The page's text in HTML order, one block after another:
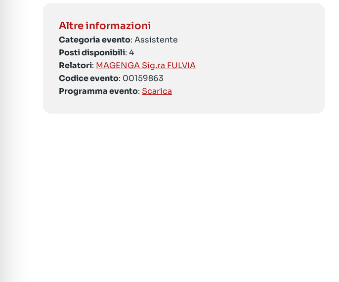
Altre informazioni
Categoria evento: Assistente
Posti disponibili: 4
Relatori: MAGENGA Sig.ra FULVIA
Codice evento: 00159863
Programma evento: Scarica